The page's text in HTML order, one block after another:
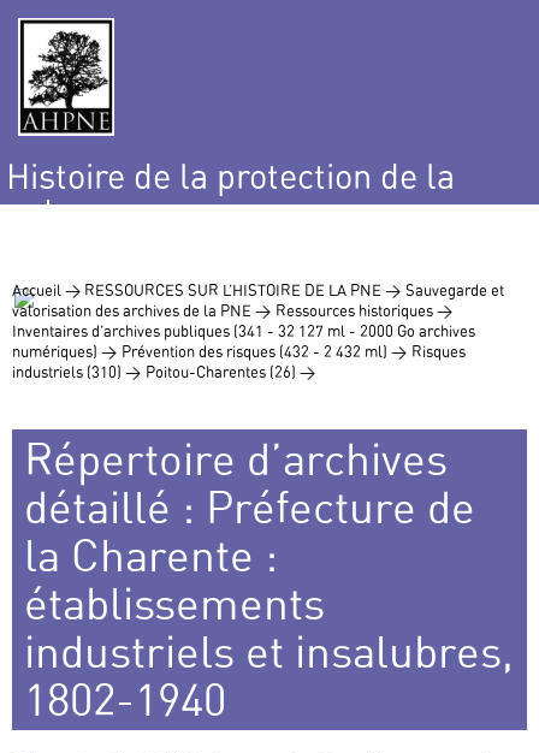
Histoire de la protection de la
nature
Accueil > RESSOURCES SUR L’HISTOIRE DE LA PNE > Sauvegarde et
valorisation des archives de la PNE > Ressources historiques >
Inventaires d’archives publiques (341 - 32 127 ml - 2000 Go archives
numériques) > Prévention des risques (432 - 2 432 ml) > Risques
industriels (310) > Poitou-Charentes (26) >
Répertoire d’archives
détaillé : Préfecture de
la Charente :
établissements
industriels et insalubres,
1802-1940